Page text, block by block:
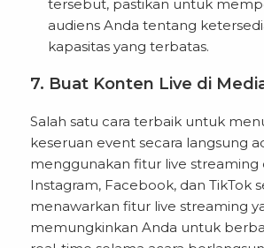
tersebut, pastikan untuk
audiens Anda tentang
kapasitas yang terbatas.
7. Buat Konten Live di
Salah satu cara terbaik untuk
keseruan event secara langsung
menggunakan fitur live streaming
Instagram, Facebook, dan TikTok
menawarkan fitur live streaming
memungkinkan Anda untuk